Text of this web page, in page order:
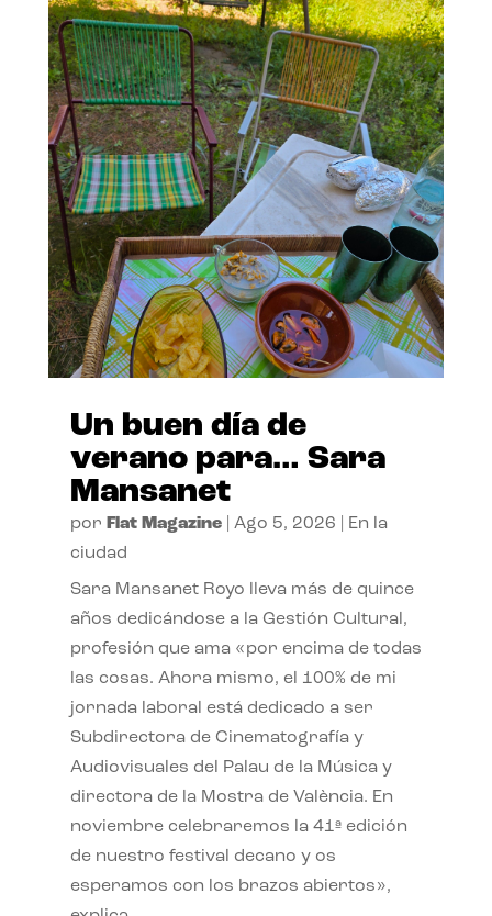
Un buen día de
verano para… Sara
Mansanet
por Flat Magazine| Ago 5, 2026
En la
ciudad
Sara Mansanet Royo lleva más de quince
años dedicándose a la Gestión Cultural,
profesión que ama «por encima de todas
las cosas. Ahora mismo, el 100% de mi
jornada laboral está dedicado a ser
Subdirectora de Cinematografía y
Audiovisuales del Palau de la Música y
directora de la Mostra de València. En
noviembre celebraremos la 41ª edición
de nuestro festival decano y os
esperamos con los brazos abiertos»,